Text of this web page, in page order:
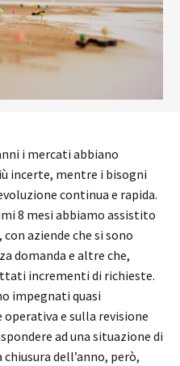
i mercati abbiano
incerte, mentre i bisogni
continua e rapida.
8 mesi abbiamo assistito
aziende che si sono
domanda e altre che,
incrementi di richieste.
impegnati quasi
e sulla revisione
ad una situazione di
dell’anno, però,